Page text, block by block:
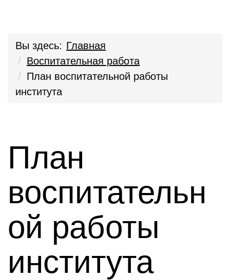
Вы здесь: Главная
Воспитательная работа
План воспитательной работы
института
План
воспитательн
ой работы
института